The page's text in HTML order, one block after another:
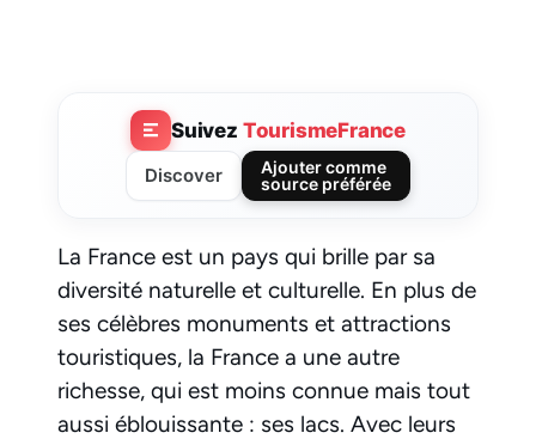
Suivez TourismeFrance
Discover
Ajouter comme
source préférée
La France est un pays qui brille par sa
diversité naturelle et culturelle. En plus de
ses célèbres monuments et attractions
touristiques, la France a une autre
richesse, qui est moins connue mais tout
aussi éblouissante : ses lacs. Avec leurs